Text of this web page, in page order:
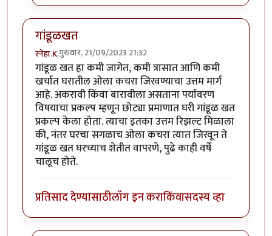
गांडूळखत
स्नेहा.K.गुरुवार, 21/09/2023 21:32
गांडूळ खत हा कमी जागेत, कमी त्रासात आणि कमी
खर्चात घरातील ओला कचरा जिरवण्याचा उत्तम मार्ग
आहे. अकरावी किंवा बारावीला असताना पर्यावरण
विषयाचा प्रकल्प म्हणून छोट्या प्रमाणात घरी गांडूळ खत
प्रकल्प केला होता. त्याचा इतका उत्तम रिझल्ट मिळाला
की, नंतर घरचा सगळाच ओला कचरा त्यात जिरवून ते
गांडूळ खत घरच्याच शेतीत वापरणे, पुढे काही वर्षे
चालूच होते.
प्रतिसाद देण्यासाठीलॉग इन कराकिंवासदस्य व्हा